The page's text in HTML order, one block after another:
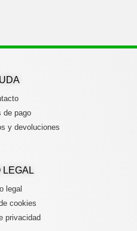
LEGAL
legal
cookies
privacidad
de pago
y devoluciones